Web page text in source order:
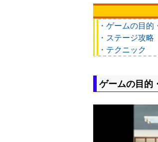
・ゲームの目的
・ステージ攻略
・テクニック
ゲームの目的